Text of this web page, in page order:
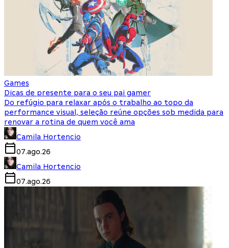
Games
Dicas de presente para o seu pai gamer
Do refúgio para relaxar após o trabalho ao topo da
performance visual, seleção reúne opções sob medida para
renovar a rotina de quem você ama
Camila Hortencio
07.ago.26
Camila Hortencio
07.ago.26